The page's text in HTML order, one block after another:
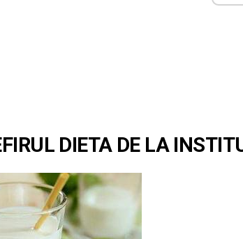
DIETA DE LA